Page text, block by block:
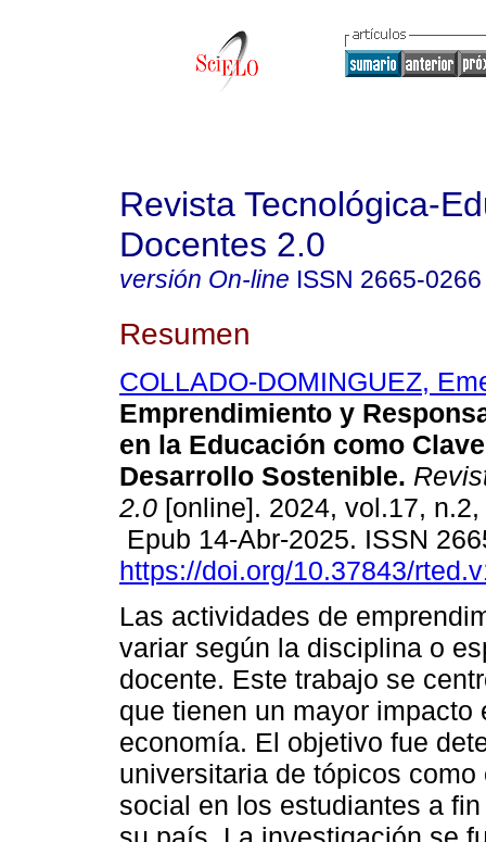
Revista Tecnológica-
Docentes 2.0
versión On-line ISSN 2665-0266
Resumen
COLLADO-DOMINGUEZ,
Emprendimiento y
en la Educación como
Desarrollo Sostenible.
2.0 [online]. 2024, vol.17,
Epub 14-Abr-2025. ISSN
https://doi.org/10.37843/
Las actividades de
variar según la disciplina o
docente. Este trabajo se
que tienen un mayor impacto
economía. El objetivo fue
universitaria de tópicos
social en los estudiantes a